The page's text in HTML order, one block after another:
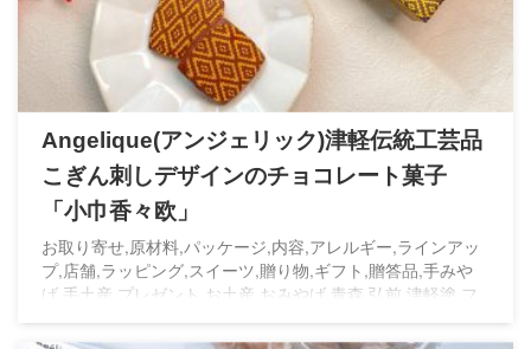
Angelique(アンジェリック)津軽伝統工芸品
こぎん刺しデザインのチョコレート菓子
「小巾香々欧」
お取り寄せ,原材料,パッケージ,内容,アレルギー,ラインアッ
プ,店舗,ラッピング,スイーツ,贈り物,ギフト,贈答品,手みや
げ,手土産,プレゼント,お土産,おみやげ,青森,弘前,津軽塗,フ
軽香々欧州,話題